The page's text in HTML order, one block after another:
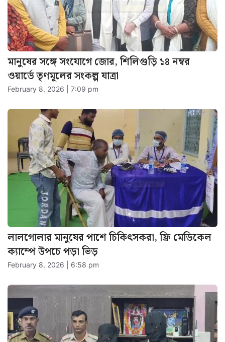
মানুষের সঙ্গে সংযোগে জোর, শিলিগুড়ি ১৪ নম্বর
ওয়ার্ডে তৃণমূলের সংকল্প যাত্রা
February 8, 2026 | 7:09 pm
লালগোলার মানুষের পাশে চিকিৎসকরা, ফ্রি মেডিকেল
ক্যাম্পে উপচে পড়া ভিড়
February 8, 2026 | 6:58 pm